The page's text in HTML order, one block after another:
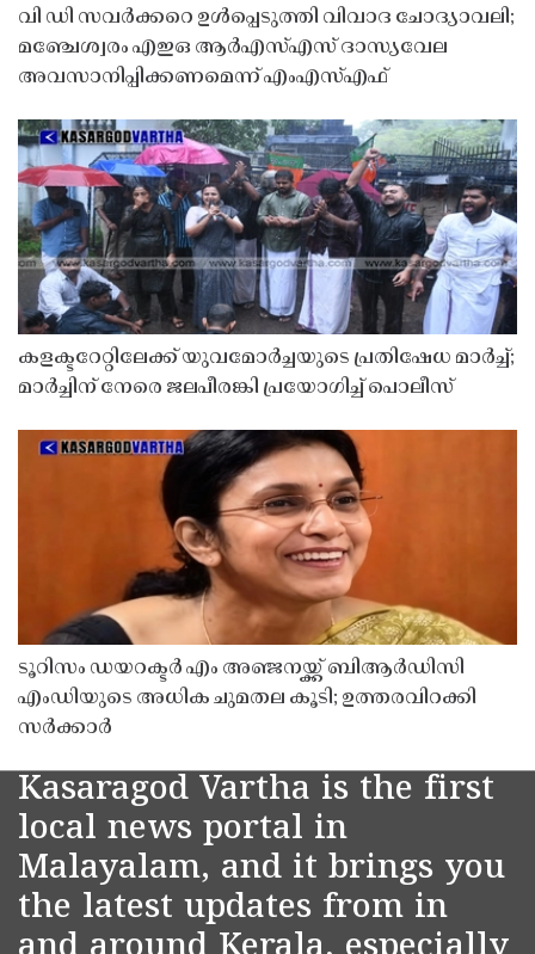
വി ഡി സവർക്കറെ ഉൾപ്പെടുത്തി വിവാദ ചോദ്യാവലി;
മഞ്ചേശ്വരം എഇഒ ആർഎസ്എസ് ദാസ്യവേല
അവസാനിപ്പിക്കണമെന്ന് എംഎസ്എഫ്
കളക്ടറേറ്റിലേക്ക് യുവമോർച്ചയുടെ പ്രതിഷേധ മാർച്ച്;
മാർച്ചിന് നേരെ ജലപീരങ്കി പ്രയോഗിച്ച് പൊലീസ്
ടൂറിസം ഡയറക്ടർ എം അഞ്ജനയ്ക്ക് ബിആർഡിസി
എംഡിയുടെ അധിക ചുമതല കൂടി; ഉത്തരവിറക്കി
സർക്കാർ
Kasaragod Vartha is the first
local news portal in
Malayalam, and it brings you
the latest updates from in